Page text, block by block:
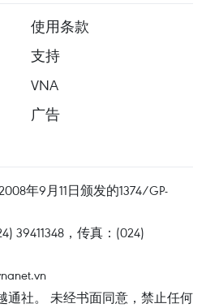
使用条款
支持
VNA
广告
年9月11日颁发的1374/GP-
39411348，传真：(024)
通社。 未经书面同意，禁止任何